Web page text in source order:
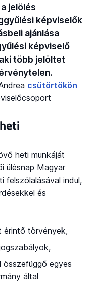
jelölés
képviselők
ajánlása
képviselő
több jelöltet
csütörtökön
heti munkáját
ülésnap Magyar
felszólalásával indul,
és
érintő törvények,
egyes
által